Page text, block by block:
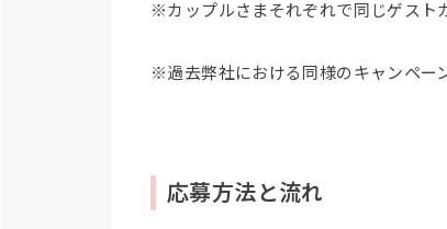
※カップルさまそれぞれで同じゲスト
※過去弊社における同様のキャンペー
応募方法と流れ